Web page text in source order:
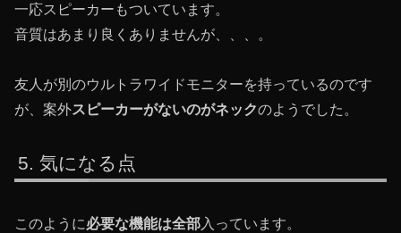
一応スピーカーもついています。
音質はあまり良くありませんが、、、。
友人が別のウルトラワイドモニターを持っているのです
が、案外スピーカーがないのがネックのようでした。
気になる点
このように必要な機能は全部入っています。